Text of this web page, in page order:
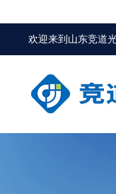
欢迎来到 山东竞道